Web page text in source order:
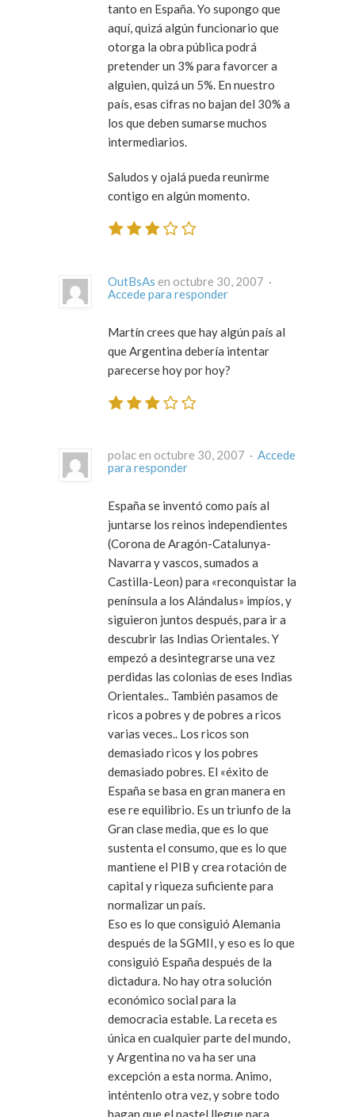
tanto en España. Yo supongo que
aquí, quizá algún funcionario que
otorga la obra pública podrá
pretender un 3% para favorcer a
alguien, quizá un 5%. En nuestro
país, esas cifras no bajan del 30% a
los que deben sumarse muchos
intermediarios.
Saludos y ojalá pueda reunirme
contigo en algún momento.
OutBsAs
en octubre 30, 2007 ·
Accede para responder
Martín crees que hay algún país al
que Argentina debería intentar
parecerse hoy por hoy?
polac en octubre 30, 2007 · Accede
para responder
España se inventó como país al
juntarse los reinos independientes
(Corona de Aragón-Catalunya-
Navarra y vascos, sumados a
Castilla-Leon) para «reconquistar la
península a los Alándalus» impíos, y
siguieron juntos después, para ir a
descubrir las Indias Orientales. Y
empezó a desintegrarse una vez
perdidas las colonias de eses Indias
Orientales.. También pasamos de
ricos a pobres y de pobres a ricos
varias veces.. Los ricos son
demasiado ricos y los pobres
demasiado pobres. El «éxito de
España se basa en gran manera en
ese re equilibrio. Es un triunfo de la
Gran clase media, que es lo que
sustenta el consumo, que es lo que
mantiene el PIB y crea rotación de
capital y riqueza suficiente para
normalizar un país.
Eso es lo que consiguió Alemania
después de la SGMII, y eso es lo que
consiguió España después de la
dictadura. No hay otra solución
económico social para la
democracia estable. La receta es
única en cualquier parte del mundo,
y Argentina no va ha ser una
excepción a esta norma. Animo,
inténtenlo otra vez, y sobre todo
hagan que el pastel llegue para